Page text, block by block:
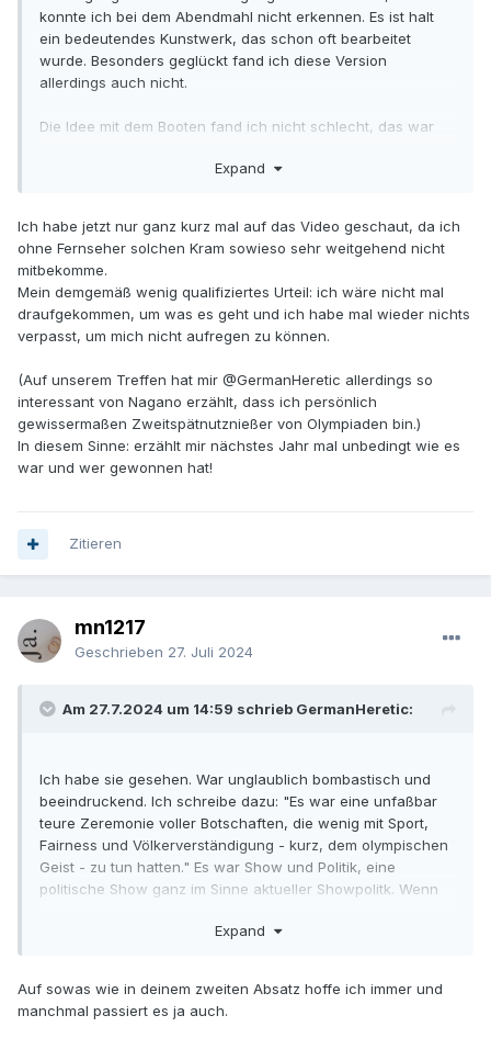
konnte ich bei dem Abendmahl nicht erkennen. Es ist halt
ein bedeutendes Kunstwerk, das schon oft bearbeitet
wurde. Besonders geglückt fand ich diese Version
allerdings auch nicht.
Die Idee mit dem Booten fand ich nicht schlecht, das war
Expand
Ich habe jetzt nur ganz kurz mal auf das Video geschaut, da ich
ohne Fernseher solchen Kram sowieso sehr weitgehend nicht
mitbekomme.
Mein demgemäß wenig qualifiziertes Urteil: ich wäre nicht mal
draufgekommen, um was es geht und ich habe mal wieder nichts
verpasst, um mich nicht aufregen zu können.
(Auf unserem Treffen hat mir @GermanHeretic allerdings so
interessant von Nagano erzählt, dass ich persönlich
gewissermaßen Zweitspätnutznießer von Olympiaden bin.)
In diesem Sinne: erzählt mir nächstes Jahr mal unbedingt wie es
war und wer gewonnen hat!
Zitieren
mn1217
Geschrieben 27. Juli 2024
Am 27.7.2024 um 14:59 schrieb GermanHeretic:
Ich habe sie gesehen. War unglaublich bombastisch und
beeindruckend. Ich schreibe dazu: "Es war eine unfaßbar
teure Zeremonie voller Botschaften, die wenig mit Sport,
Fairness und Völkerverständigung - kurz, dem olympischen
Geist - zu tun hatten." Es war Show und Politik, eine
politische Show ganz im Sinne aktueller Showpolitk. Wenn
hängende Kinnleiste wieder zuklappt, fand ich es aus
Beispiel: Was würde eigentlich passieren, wenn sich
ukrainische und russische Sportler nach einem Wettkampf
Expand
Auf sowas wie in deinem zweiten Absatz hoffe ich immer und
manchmal passiert es ja auch.